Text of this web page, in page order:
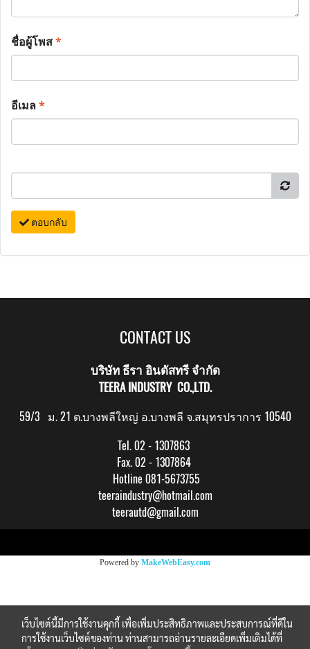
ชื่อผู้โพส*
อีเมล*
ตอบกลับ
CONTACT US
บริษัท ธีรา อินดัสทรี จำกัด
TEERA INDUSTRY CO.,LTD.
59/3 ม. 21 ต.บางพลีใหญ่ อ.บางพลี จ.สมุทรปราการ 10540
Tel. 02 - 1307863
Fax. 02 - 1307864
Hotline 081-5673755
teeraindustry@hotmail.com
teerautd@gmail.com
Powered by MakeWebEasy.com
เว็บไซต์นี้มีการใช้งานคุกกี้ เพื่อเพิ่มประสิทธิภาพและประสบการณ์ที่ดีใน
การใช้งานเว็บไซต์ของท่าน ท่านสามารถอ่านรายละเอียดเพิ่มเติมได้ที่